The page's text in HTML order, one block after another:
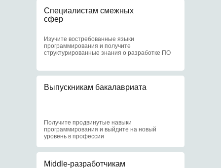
Выпускникам бакалавриата
Получите продвинутые навыки
программирования и выйдите на новый
уровень в профессии
Специалистам смежных
сфер
Изучите востребованные языки
программирования и получите
структурированные знания о разработке ПО
Middle-разработчикам
Отсрочка
от армии
Доступ к научным